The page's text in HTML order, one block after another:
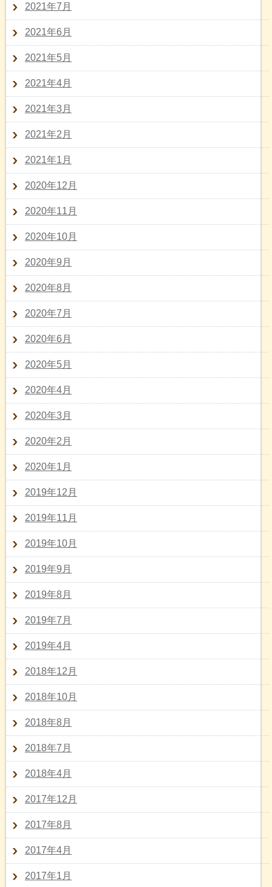
2021年7月
2021年6月
2021年5月
2021年4月
2021年3月
2021年2月
2021年1月
2020年12月
2020年11月
2020年10月
2020年9月
2020年8月
2020年7月
2020年6月
2020年5月
2020年4月
2020年3月
2020年2月
2020年1月
2019年12月
2019年11月
2019年10月
2019年9月
2019年8月
2019年7月
2019年4月
2018年12月
2018年10月
2018年8月
2018年7月
2018年4月
2017年12月
2017年8月
2017年4月
2017年1月